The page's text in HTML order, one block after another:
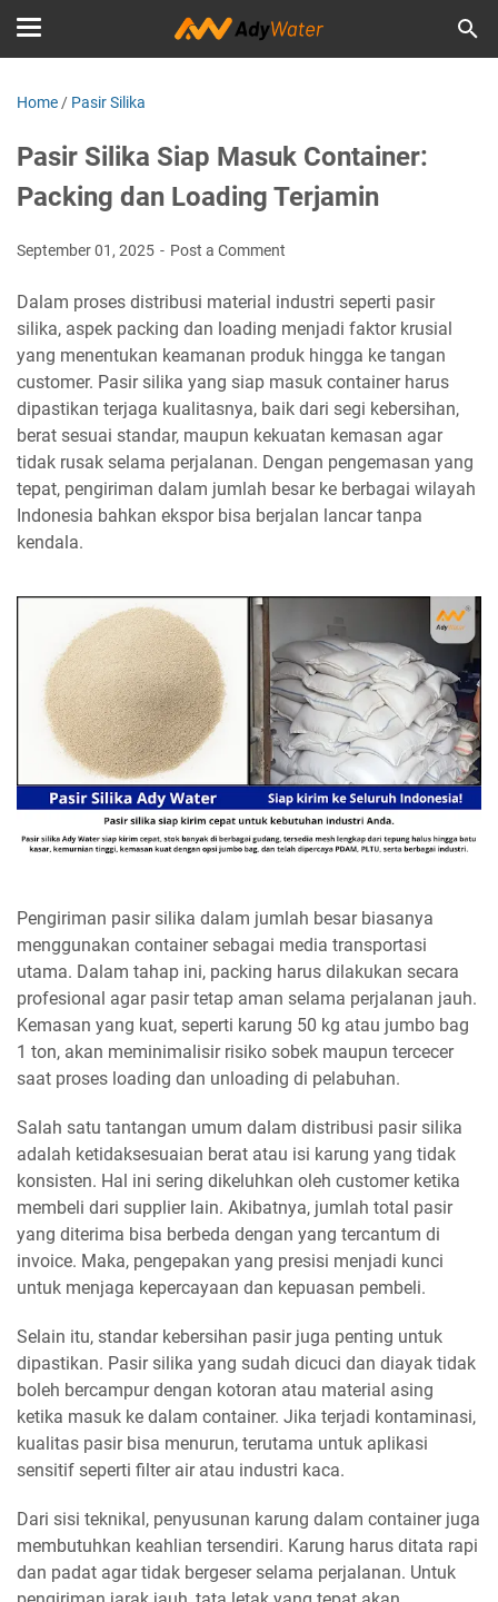
Home / Pasir Silika
Pasir Silika Siap Masuk Container:
Packing dan Loading Terjamin
September 01, 2025 Post a Comment
Dalam proses distribusi material industri seperti pasir
silika, aspek packing dan loading menjadi faktor krusial
yang menentukan keamanan produk hingga ke tangan
customer. Pasir silika yang siap masuk container harus
dipastikan terjaga kualitasnya, baik dari segi kebersihan,
berat sesuai standar, maupun kekuatan kemasan agar
tidak rusak selama perjalanan. Dengan pengemasan yang
tepat, pengiriman dalam jumlah besar ke berbagai wilayah
Indonesia bahkan ekspor bisa berjalan lancar tanpa
kendala.
Pengiriman pasir silika dalam jumlah besar biasanya
menggunakan container sebagai media transportasi
utama. Dalam tahap ini, packing harus dilakukan secara
profesional agar pasir tetap aman selama perjalanan jauh.
Kemasan yang kuat, seperti karung 50 kg atau jumbo bag
1 ton, akan meminimalisir risiko sobek maupun tercecer
saat proses loading dan unloading di pelabuhan.
Salah satu tantangan umum dalam distribusi pasir silika
adalah ketidaksesuaian berat atau isi karung yang tidak
konsisten. Hal ini sering dikeluhkan oleh customer ketika
membeli dari supplier lain. Akibatnya, jumlah total pasir
yang diterima bisa berbeda dengan yang tercantum di
invoice. Maka, pengepakan yang presisi menjadi kunci
untuk menjaga kepercayaan dan kepuasan pembeli.
Selain itu, standar kebersihan pasir juga penting untuk
dipastikan. Pasir silika yang sudah dicuci dan diayak tidak
boleh bercampur dengan kotoran atau material asing
ketika masuk ke dalam container. Jika terjadi kontaminasi,
kualitas pasir bisa menurun, terutama untuk aplikasi
sensitif seperti filter air atau industri kaca.
Dari sisi teknikal, penyusunan karung dalam container juga
membutuhkan keahlian tersendiri. Karung harus ditata rapi
dan padat agar tidak bergeser selama perjalanan. Untuk